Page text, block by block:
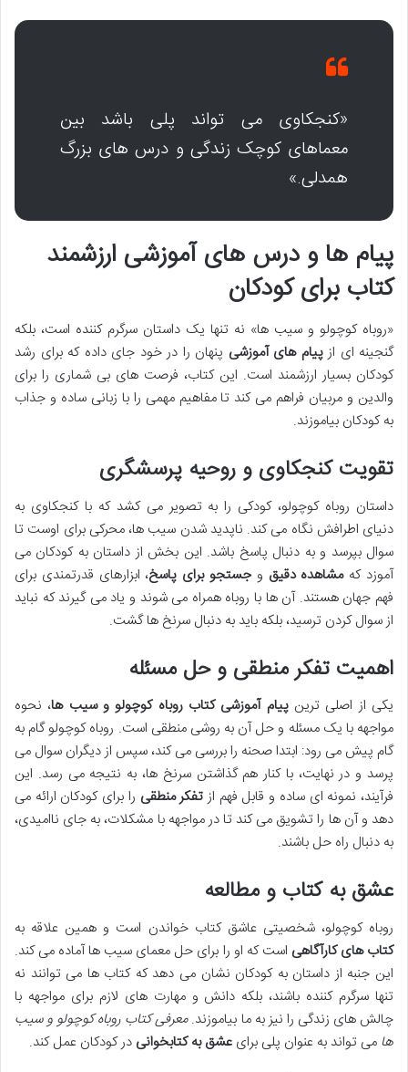
«کنجکاوی می تواند پلی باشد بین
معماهای کوچک زندگی و درس های بزرگ
همدلی.»
پیام ها و درس های آموزشی ارزشمند
کتاب برای کودکان
«روباه کوچولو و سیب ها» نه تنها یک داستان سرگرم کننده است، بلکه
گنجینه ای ازپیام های آموزشی پنهان را در خود جای داده که برای رشد
کودکان بسیار ارزشمند است. این کتاب، فرصت های بی شماری را برای
والدین و مربیان فراهم می کند تا مفاهیم مهمی را با زبانی ساده و جذاب
به کودکان بیاموزند.
تقویت کنجکاوی و روحیه پرسشگری
داستان روباه کوچولو، کودکی را به تصویر می کشد که با کنجکاوی به
دنیای اطرافش نگاه می کند. ناپدید شدن سیب ها، محرکی برای اوست تا
سوال بپرسد و به دنبال پاسخ باشد. این بخش از داستان به کودکان می
آموزد کهمشاهده دقیق وجستجو برای پاسخ، ابزارهای قدرتمندی برای
فهم جهان هستند. آن ها با روباه همراه می شوند و یاد می گیرند که نباید
از سوال کردن ترسید، بلکه باید به دنبال سرنخ ها گشت.
اهمیت تفکر منطقی و حل مسئله
یکی از اصلی ترینپیام آموزشی کتاب روباه کوچولو و سیب ها، نحوه
مواجهه با یک مسئله و حل آن به روشی منطقی است. روباه کوچولو گام به
گام پیش می رود: ابتدا صحنه را بررسی می کند، سپس از دیگران سوال می
پرسد و در نهایت، با کنار هم گذاشتن سرنخ ها، به نتیجه می رسد. این
فرآیند، نمونه ای ساده و قابل فهم ازتفکر منطقی را برای کودکان ارائه می
دهد و آن ها را تشویق می کند تا در مواجهه با مشکلات، به جای ناامیدی،
به دنبال راه حل باشند.
عشق به کتاب و مطالعه
روباه کوچولو، شخصیتی عاشق کتاب خواندن است و همین علاقه به
کتاب های کارآگاهی است که او را برای حل معمای سیب ها آماده می کند.
این جنبه از داستان به کودکان نشان می دهد که کتاب ها می توانند نه
تنها سرگرم کننده باشند، بلکه دانش و مهارت های لازم برای مواجهه با
چالش های زندگی را نیز به ما بیاموزند.معرفی کتاب روباه کوچولو و سیب
ها می تواند به عنوان پلی برای عشق به کتابخوانی در کودکان عمل کند.